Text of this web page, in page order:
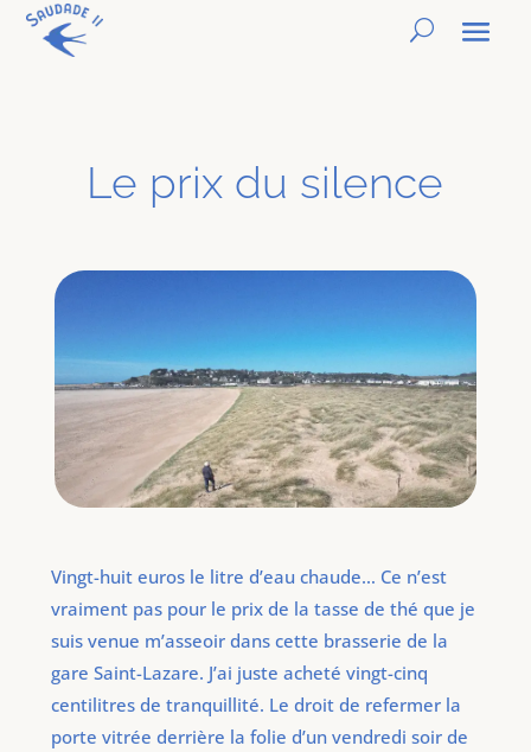
Le prix du silence
Vingt-huit euros le litre d’eau chaude… Ce n’est
vraiment pas pour le prix de la tasse de thé que je
suis venue m’asseoir dans cette brasserie de la
gare Saint-Lazare. J’ai juste acheté vingt-cinq
centilitres de tranquillité. Le droit de refermer la
porte vitrée derrière la folie d’un vendredi soir de